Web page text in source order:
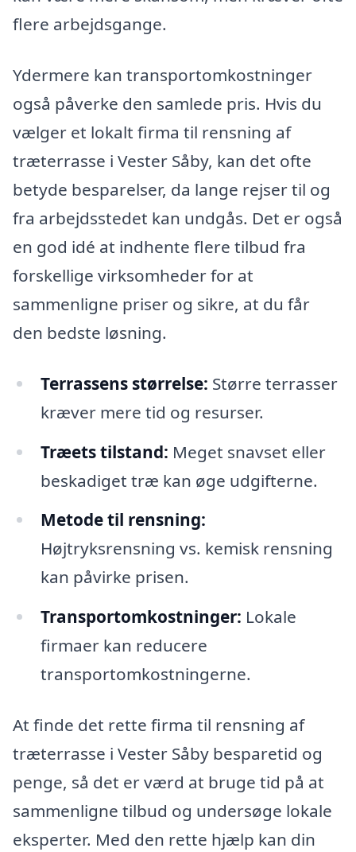
flere arbejdsgange.
Ydermere kan transportomkostninger
også påverke den samlede pris. Hvis du
vælger et lokalt firma til rensning af
træterrasse i Vester Såby, kan det ofte
betyde besparelser, da lange rejser til og
fra arbejdsstedet kan undgås. Det er også
en god idé at indhente flere tilbud fra
forskellige virksomheder for at
sammenligne priser og sikre, at du får
den bedste løsning.
Terrassens størrelse: Større terrasser
kræver mere tid og resurser.
Træets tilstand: Meget snavset eller
beskadiget træ kan øge udgifterne.
Metode til rensning:
Højtryksrensning vs. kemisk rensning
kan påvirke prisen.
Transportomkostninger: Lokale
firmaer kan reducere
transportomkostningerne.
At finde det rette firma til rensning af
træterrasse i Vester Såby besparetid og
penge, så det er værd at bruge tid på at
sammenligne tilbud og undersøge lokale
eksperter. Med den rette hjælp kan din